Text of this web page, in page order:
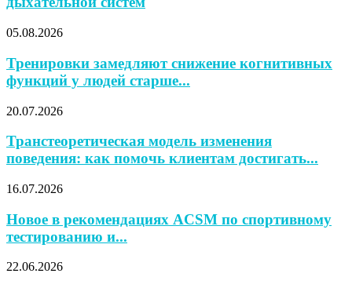
05.08.2026
Тренировки замедляют снижение когнитивных
функций у людей старше...
20.07.2026
Транстеоретическая модель изменения
поведения: как помочь клиентам достигать...
16.07.2026
Новое в рекомендациях ACSM по спортивному
тестированию и...
22.06.2026